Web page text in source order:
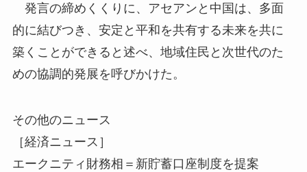
発言の締めくくりに、アセアンと中国は、多面
的に結びつき、安定と平和を共有する未来を共に
築くことができると述べ、地域住民と次世代のた
めの協調的発展を呼びかけた。
その他のニュース
［経済ニュース］
エークニティ財務相＝新貯蓄口座制度を提案